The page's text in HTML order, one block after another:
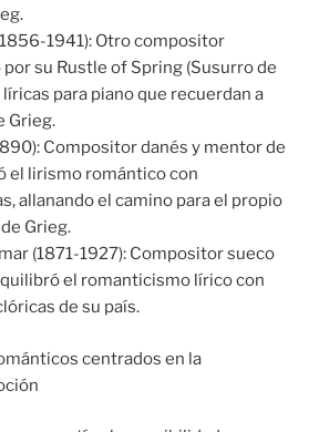
1941): Otro compositor
su Rustle of Spring (Susurro de
para piano que recuerdan a
Grieg.
Compositor danés y mentor de
el lirismo romántico con
allanando el camino para el propio
Grieg.
(1871-1927): Compositor sueco
el romanticismo lírico con
de su país.
centrados en la